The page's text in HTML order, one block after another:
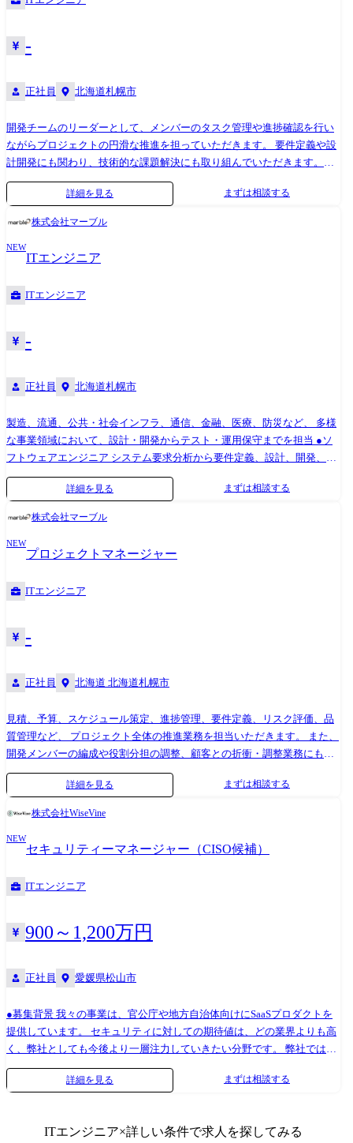
-
正社員 北海道札幌市
開発チームのリーダーとして、メンバーのタスク管理や進捗確認を行い
ながらプロジェクトの円滑な推進を担っていただきます。 要件定義や設
計開発にも関わり、技術的な課題解決にも取り組んでいただきます。
【主なプロジェクト】 ・製造 物流管理システム、在庫管理システム ・
金融 銀行オンラインシステム、ATM、クレジット基幹システム ・官公
ム、鉄道座席予約システム ・通信 IP通信ネットワークシステム、各種
監視システム ・制御 デジタル家電、車載組み込みシステム
詳細を見る まずは相談する
株式会社マーブル
NEW
ITエンジニア
ITエンジニア
-
正社員 北海道札幌市
製造、流通、公共・社会インフラ、通信、金融、医療、防災など、 多様
な事業領域において、設計・開発からテスト・運用保守までを担当 ●ソ
フトウェアエンジニア システム要求分析から要件定義、設計、開発、テ
スト、運用・保守まで、 上流工程から一貫して携わり、技術力を活かし
て課題解決に貢献します。 ●ハードウェアエンジニア 自動車、家電製
品、医療機器などの電子機器や電子回路の 開発に携わります。 仕様検討
成まで、ハードウェア開発の 各工程に幅広く関与します。 ●インフラエ
ンジニア ネットワーク、サーバー、セキュリティ、クラウドなどのイン
フラ 設計、構築、運用、保守に携わります。 【主なプロジェクト】 ・
製造 物流管理システム、在庫管理システム ・金融 銀行オンラインシ
ステム、大学向け管理システム ・流通/サービス 販売管理システム、
ECシステム ・社会インフラ 電力配送電システム、鉄道座席予約システ
ジタル家電、車載組み込みシステム
詳細を見る まずは相談する
株式会社マーブル
NEW
プロジェクトマネージャー
ITエンジニア
-
正社員 北海道 北海道札幌市
見積、予算、スケジュール策定、進捗管理、要件定義、リスク評価、品
質管理など、 プロジェクト全体の推進業務を担当いただきます。 また、
開発メンバーの編成や役割分担の調整、顧客との折衝・調整業務にも取
り組んでいただきます。 【主なプロジェクト】 ・製造 物流管理システ
ム、在庫管理システム ・金融 銀行オンラインシステム、ATM、クレジ
ラ 電力配送電システム、鉄道座席予約システム ・通信 IP通信ネット
ワークシステム、各種監視システム ・制御 デジタル家電、車載組み込
みシステム
詳細を見る まずは相談する
株式会社WiseVine
NEW
セキュリティーマネージャー（CISO候補）
ITエンジニア
900～1,200万円
正社員 愛媛県松山市
●募集背景 我々の事業は、官公庁や地方自治体向けにSaaSプロダクトを
提供しています。 セキュリティに対しての期待値は、どの業界よりも高
く、弊社としても今後より一層注力していきたい分野です。 弊社では、
ユーザーに向けた高品質なプロダクトの開発と同じか、それ以上にセキ
ュリティ面への投資が重要と考えています。 短期的なインシデントの軽
ていきたいと考えています。 ●ミッション 行政向けの経営管理システム
詳細を見る まずは相談する
ITエンジニア×詳しい条件で求人を探してみる